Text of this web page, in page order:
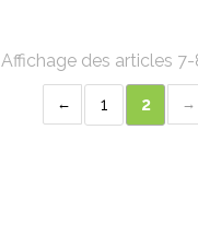
Affichage des articles 7-
1 2